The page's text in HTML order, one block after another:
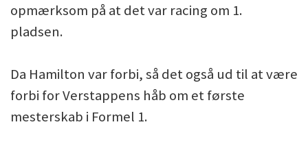
opmærksom på at det var racing om 1.
pladsen.
Da Hamilton var forbi, så det også ud til at være
forbi for Verstappens håb om et første
mesterskab i Formel 1.